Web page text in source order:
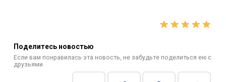
Поделитесь новостью
Если вам понравилась эта новость, не забудьте поделиться ею с
друзьями